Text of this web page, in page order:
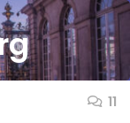
11